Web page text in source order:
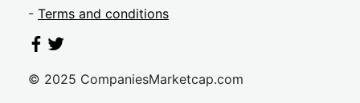
- Terms and conditions
© 2025 CompaniesMarketcap.com